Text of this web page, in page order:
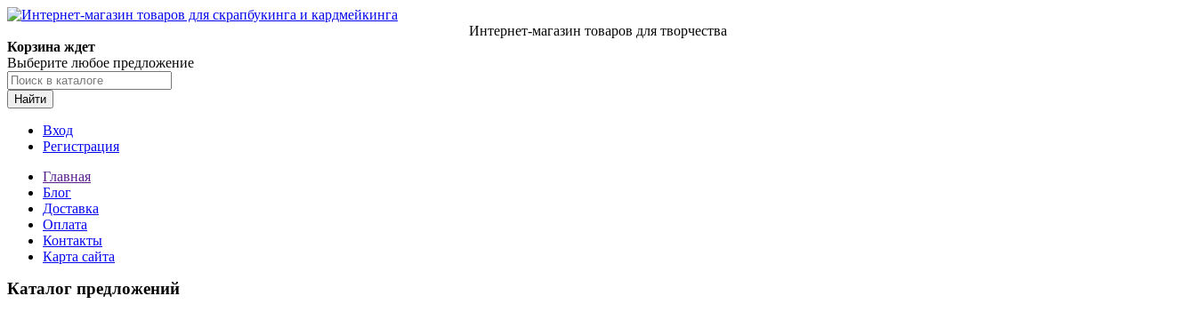
Интернет-магазин товаров для творчества
Корзина ждет
Выберите любое предложение
Найти
Вход
Регистрация
Главная
Блог
Доставка
Оплата
Контакты
Карта сайта
Каталог предложений